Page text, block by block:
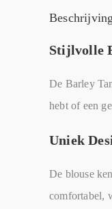
Beschrijving
Stijlvolle
De Barley
hebt of een
Uniek
De blouse
comfortabel,